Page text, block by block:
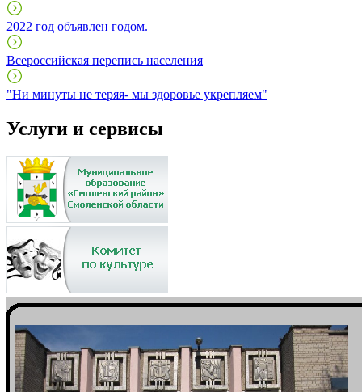
2022 год объявлен годом.
Всероссийская перепись населения
"Ни минуты не теряя- мы здоровье укрепляем"
Услуги и сервисы